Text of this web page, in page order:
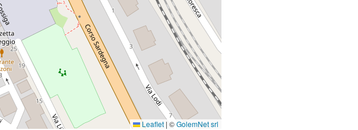
Leaflet | ©GolemNet srl